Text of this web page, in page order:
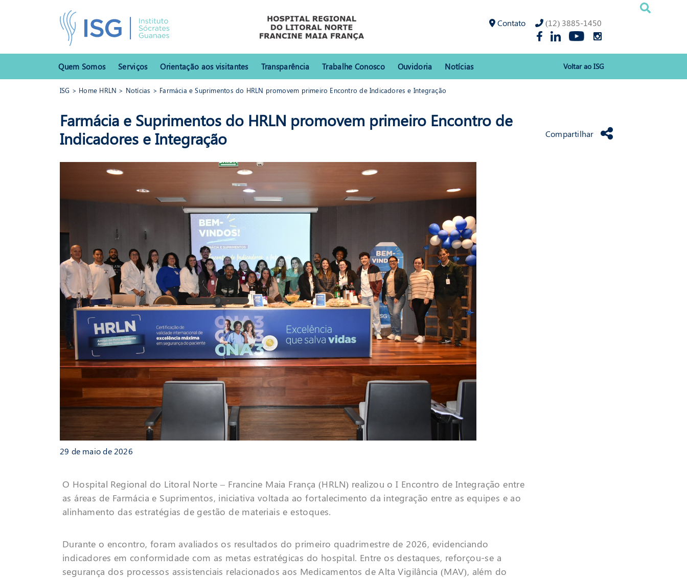
Contato (12) 3885-1450
Quem Somos Serviços Orientação aos visitantes Transparência Trabalhe Conosco Ouvidoria Notícias Voltar ao ISG
ISG> Home HRLN > Notícias> Farmácia e Suprimentos do HRLN promovem primeiro Encontro de Indicadores e Integração
ISG > Home HRLN > Notícias > Farmácia e Suprimentos do HRLN promovem primeiro Encontro de Indicadores e Integração
Farmácia e Suprimentos do HRLN promovem primeiro Encontro de
Indicadores e IntegraçãoHRLN
29 de maio de 2026
O Hospital Regional do Litoral Norte – Francine Maia França (HRLN) realizou o I Encontro de Integração entre
as áreas de Farmácia e Suprimentos, iniciativa voltada ao fortalecimento da integração entre as equipes e ao
alinhamento das estratégias de gestão de materiais e estoques.
Durante o encontro, foram avaliados os resultados do primeiro quadrimestre de 2026, evidenciando
indicadores em conformidade com as metas estratégicas do hospital. Entre os destaques, reforçou-se a
segurança dos processos assistenciais relacionados aos Medicamentos de Alta Vigilância (MAV), além do
Compartilhar